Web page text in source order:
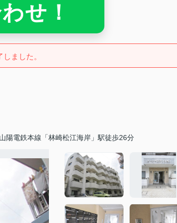
せ！
ました。
山陽電鉄本線「林崎松江海岸」駅徒歩26分